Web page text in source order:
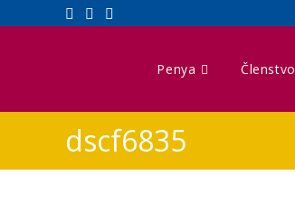
Penya Členstvo
dscf6835